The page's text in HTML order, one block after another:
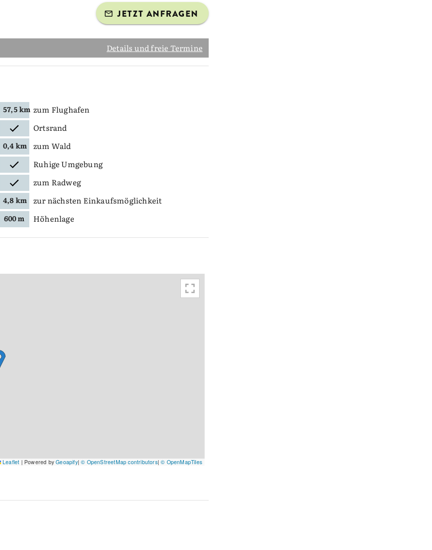
JETZT ANFRAGEN
Details und freie Termine
57,5 km zum Flughafen
Ortsrand
0,4 km zum Wald
Ruhige Umgebung
zum Radweg
4,8 km zur nächsten Einkaufsmöglichkeit
600 m Höhenlage
Leaflet | Powered byGeoapify|© OpenStreetMap contributors|© OpenMapTiles